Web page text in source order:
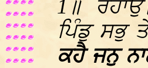
1॥
ਪਿੰਡੁ ਸਭੁ
ਕਹੈ ਜਨੁ